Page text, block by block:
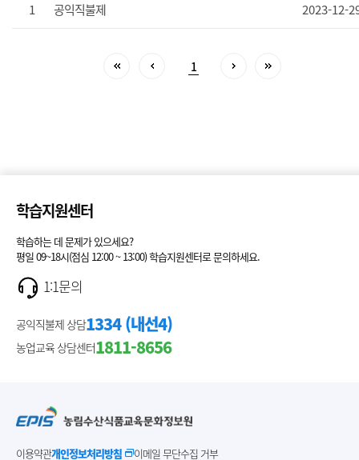
1 공익직불제 2023-12-
1
이용약관개인정보처리방침 이메일 무단수집 거부
학습지원센터
학습하는 데 문제가 있으세요?
평일 09~18시(점심 12:00 ~ 13:00) 학습지원센터로 문의하세요.
1:1문의
공익직불제 상담1334 (내선4)
농업교육 상담센터1811-8656